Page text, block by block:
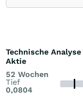
Technische
Aktie
52 Wochen
Tief
0,0804